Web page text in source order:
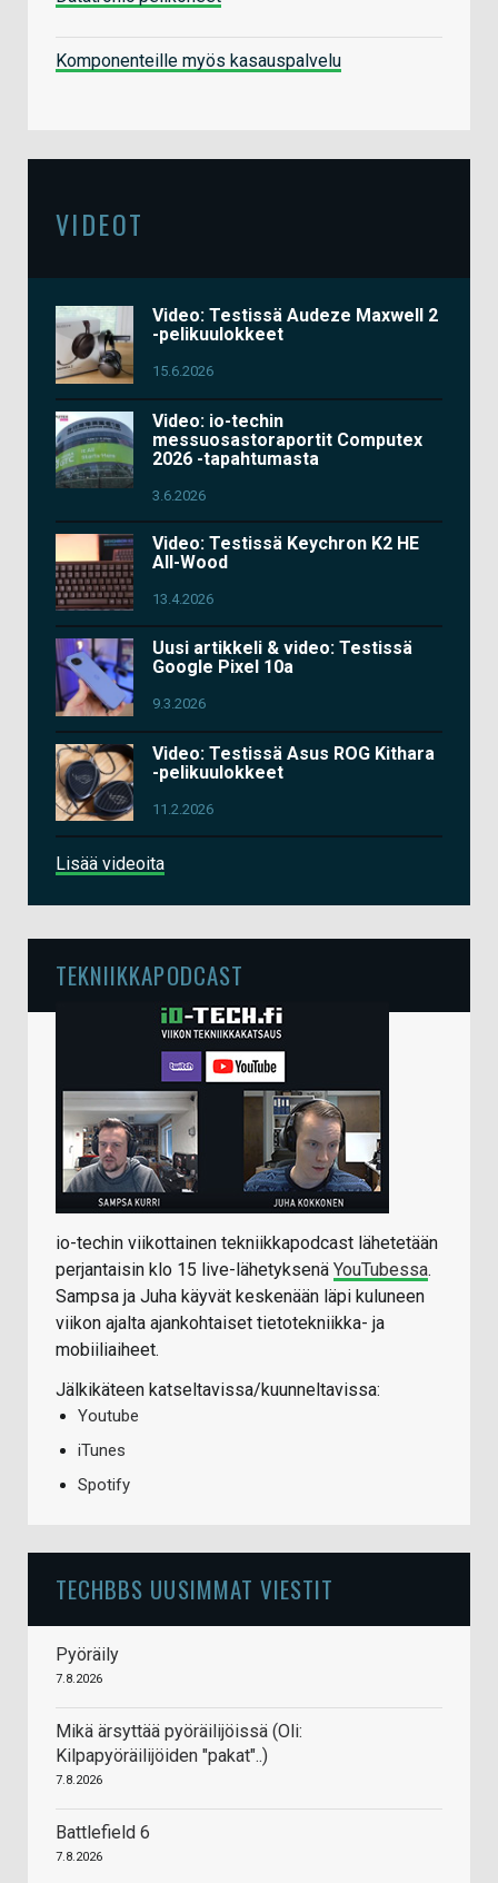
Komponenteille myös kasauspalvelu
VIDEOT
Video: Testissä Audeze Maxwell 2
-pelikuulokkeet
15.6.2026
Video: io-techin
messuosastoraportit Computex
2026 -tapahtumasta
3.6.2026
Video: Testissä Keychron K2 HE
All-Wood
13.4.2026
Uusi artikkeli & video: Testissä
Google Pixel 10a
9.3.2026
Video: Testissä Asus ROG Kithara
-pelikuulokkeet
11.2.2026
Lisää videoita
TEKNIIKKAPODCAST
io-techin viikottainen tekniikkapodcast lähetetään
perjantaisin klo 15 live-lähetyksenä YouTubessa.
Sampsa ja Juha käyvät keskenään läpi kuluneen
viikon ajalta ajankohtaiset tietotekniikka- ja
mobiiliaiheet.
Jälkikäteen katseltavissa/kuunneltavissa:
Youtube
iTunes
Spotify
TECHBBS UUSIMMAT VIESTIT
Pyöräily
7.8.2026
Mikä ärsyttää pyöräilijöissä (Oli:
Kilpapyöräilijöiden "pakat"..)
7.8.2026
Battlefield 6
7.8.2026